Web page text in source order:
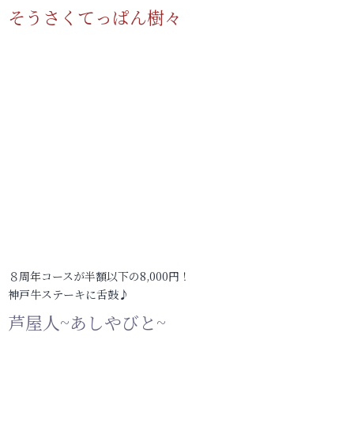
そうさくてっぱん樹々
８周年コースが半額以下の8,000円！
神戸牛ステーキに舌鼓♪
芦屋人~あしやびと~